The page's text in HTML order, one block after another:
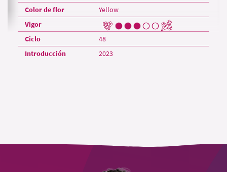
Color de flor
Yellow
Vigor
Ciclo
48
Introducción
2023